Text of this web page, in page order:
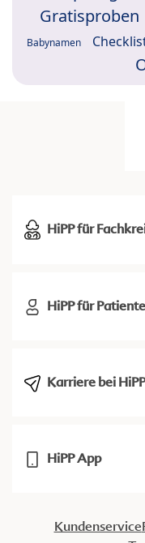
Gratisproben
Babynamen
HiPP für
HiPP für
Karriere bei HiPP
HiPP App
Kundenservice